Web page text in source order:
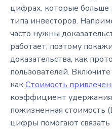
цифрах, которые больше
типа инвесторов.
часто нужны
работает, поэтому
доказательства, как
пользователей.
какСтоимость
коэффициент удержания
пожизненная стоимость
цифры помогают